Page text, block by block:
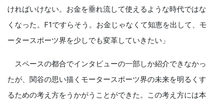
ければいけない。お金を垂れ流して使えるような時代ではな
くなった。F1ですらそう。お金じゃなくて知恵を出して、モ
ータースポーツ界を少しでも変革していきたい」
スペースの都合でインタビューの一部しか紹介できなかっ
たが、関谷の思い描くモータースポーツ界の未来を明るくす
るための考え方をうかがうことができた。この考え方には本